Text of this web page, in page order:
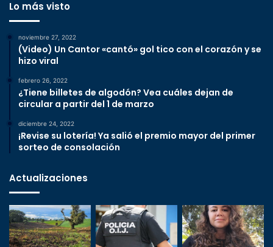
Lo más visto
noviembre 27, 2022
(Video) Un Cantor «cantó» gol tico con el corazón y se
hizo viral
febrero 26, 2022
¿Tiene billetes de algodón? Vea cuáles dejan de
circular a partir del 1 de marzo
diciembre 24, 2022
¡Revise su lotería! Ya salió el premio mayor del primer
sorteo de consolación
Actualizaciones